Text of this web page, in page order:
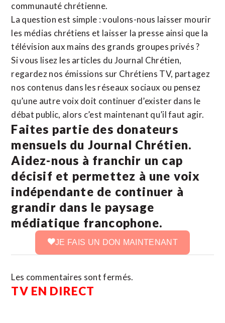
communauté chrétienne.
La question est simple : voulons-nous laisser mourir
les médias chrétiens et laisser la presse ainsi que la
télévision aux mains des grands groupes privés ?
Si vous lisez les articles du Journal Chrétien,
regardez nos émissions sur Chrétiens TV, partagez
nos contenus dans les réseaux sociaux ou pensez
qu’une autre voix doit continuer d’exister dans le
débat public, alors c’est maintenant qu’il faut agir.
Faites partie des donateurs
mensuels du Journal Chrétien.
Aidez-nous à franchir un cap
décisif et permettez à une voix
indépendante de continuer à
grandir dans le paysage
médiatique francophone.
JE FAIS UN DON MAINTENANT
Les commentaires sont fermés.
TV EN DIRECT